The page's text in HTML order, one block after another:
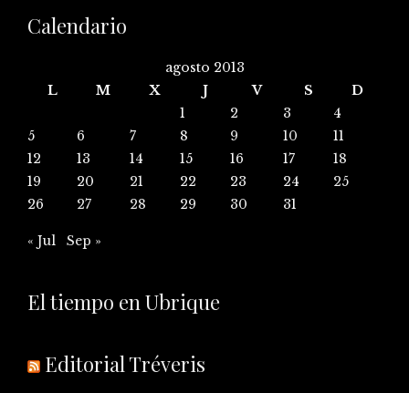
Calendario
agosto 2013
L
M X J V S
D
1
2 3
4
5
6 7 8 9 10
11
12
13 14 15 16 17
18
19
20 21 22 23 24
25
26
27 28 29 30 31
« Jul Sep »
El tiempo en Ubrique
Editorial Tréveris